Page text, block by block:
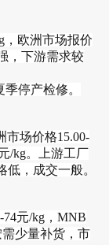
，欧洲市场报价
，下游需求较
停产检修。
市场价格15.00-
/kg。上游工厂
低，成交一般。
元/kg，MNB
少量补货，市